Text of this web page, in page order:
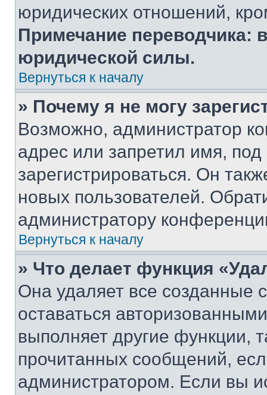
юридических отношений,
Примечание переводчика:
юридической силы.
Вернуться к началу
» Почему я не могу
Возможно, администратор
адрес или запретил имя,
зарегистрироваться. Он
новых пользователей.
администратору
Вернуться к началу
» Что делает функция
Она удаляет все созданные
оставаться
выполняет другие функции,
прочитанных сообщений,
администратором. Если вы